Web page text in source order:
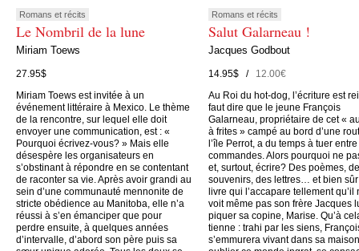
Romans et récits
Le Nombril de la lune
Miriam Toews
27.95$
Miriam Toews est invitée à un
événement littéraire à Mexico. Le thème
de la rencontre, sur lequel elle doit
envoyer une communication, est : «
Pourquoi écrivez-vous? » Mais elle
désespère les organisateurs en
s’obstinant à répondre en se contentant
de raconter sa vie. Après avoir grandi au
sein d’une communauté mennonite de
stricte obédience au Manitoba, elle n’a
réussi à s’en émanciper que pour
perdre ensuite, à quelques années
d’intervalle, d’abord son père puis sa
Romans et récits
Salut Galarneau !
Jacques Godbout
14.95$ /12.00€
Au Roi du hot-dog, l’écriture est
faut dire que le jeune François
Galarneau, propriétaire de cet «
à frites » campé au bord d’une
l’île Perrot, a du temps à tuer
commandes. Alors pourquoi ne
et, surtout, écrire? Des poèmes,
souvenirs, des lettres… et bien
livre qui l’accapare tellement qu’il
voit même pas son frère Jacques
piquer sa copine, Marise. Qu’à
tienne : trahi par les siens,
s’emmurera vivant dans sa